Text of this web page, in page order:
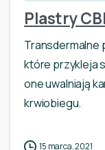
Plastry
Transdermalne
które przykleja
one uwalniają
krwiobiegu.
15 marca, 2021